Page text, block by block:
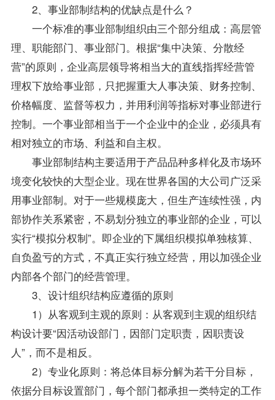
2、事业部制结构的优缺点是什么？
一个标准的事业部制组织由三个部分组成：高层管
理、职能部门、事业部门。根据“集中决策、分散经
营”的原则，企业高层领导将相当大的直线指挥经营管
理权下放给事业部，只把握重大人事决策、财务控制、
价格幅度、监督等权力，并用利润等指标对事业部进行
控制。一个事业部相当于一个企业中的企业，必须具有
相对独立的市场、利益和自主权。
事业部制结构主要适用于产品品种多样化及市场环
境变化较快的大型企业。现在世界各国的大公司广泛采
用事业部制。对于一些规模庞大，但生产连续性强，内
部协作关系紧密，不易划分独立的事业部的企业，可以
实行“模拟分权制”。即企业的下属组织模拟单独核算、
自负盈亏的方式，不真正实行独立经营，用以加强企业
内部各个部门的经营管理。
3、设计组织结构应遵循的原则
1）从客观到主观的原则：从客观到主观的组织结
构设计要“因活动设部门，因部门定职责，因职责设
人”，而不是相反。
2）专业化原则：将总体目标分解为若干分目标，
依据分目标设置部门，每个部门都承担一类特定的工作